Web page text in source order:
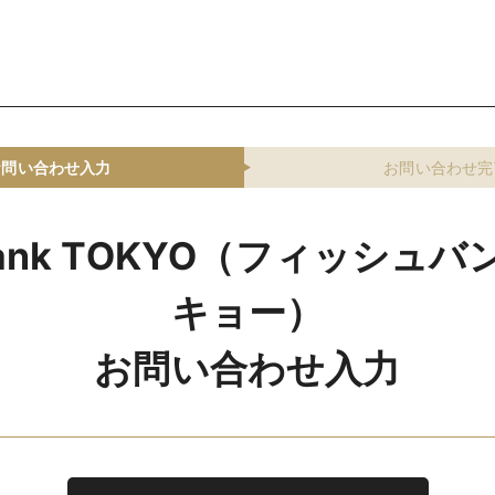
い合わせ入力 お問い合わせ完
TOKYO（フィッシュバ
キョー）
お問い合わせ入力